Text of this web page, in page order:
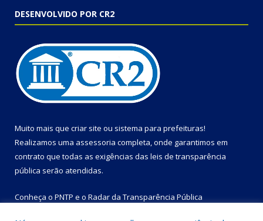
DESENVOLVIDO POR CR2
Muito mais que criar site ou sistema para prefeituras!
Realizamos uma assessoria completa, onde garantimos em
contrato que todas as exigências das leis de transparência
pública serão atendidas.
Conheça o PNTP e o Radar da Transparência Pública